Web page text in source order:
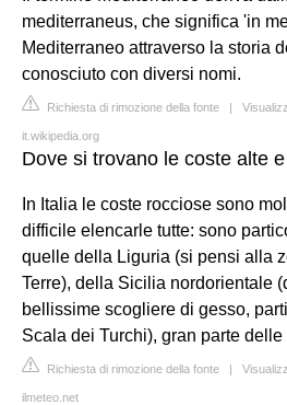
mediterraneus, che significa 'in
Mediterraneo attraverso la storia
conosciuto con diversi nomi.
Richiesta di rimozione della fonte |
it.wikipedia.org
Dove si trovano le coste alte
In Italia le coste rocciose sono
difficile elencarle tutte: sono
quelle della Liguria (si pensi alla
Terre), della Sicilia nordorientale
bellissime scogliere di gesso,
Scala dei Turchi), gran parte delle
Richiesta di rimozione della fonte |
ilmeteo.net